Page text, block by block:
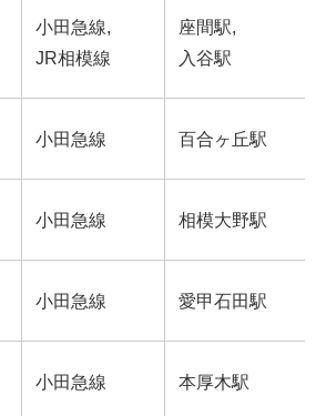
小田急線,
JR相模線
座間駅,
入谷駅
小田急線 百合ヶ丘駅
小田急線 相模大野駅
小田急線 愛甲石田駅
小田急線 本厚木駅